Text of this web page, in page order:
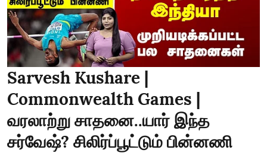
Sarvesh Kushare |
Commonwealth Games |
வரலாற்று சாதனை..யார் இந்த
சர்வேஷ்? சிலிர்ப்பூட்டும் பின்னணி